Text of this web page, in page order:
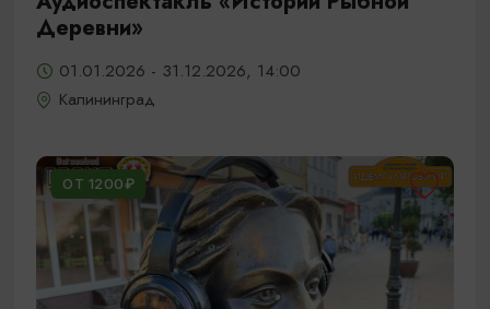
Деревни»
01.01.2026 - 31.12.2026, 14:00
Калининград
ОТ 1200₽